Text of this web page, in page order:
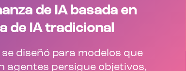
de IA basada en
de IA tradicional
diseñó para modelos que
agentes persigue objetivos,